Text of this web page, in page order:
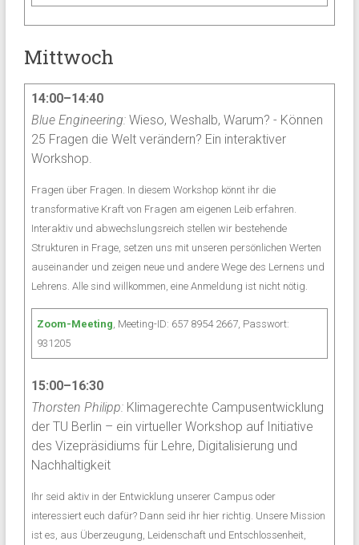
Mittwoch
14:00–14:40
Blue Engineering:Wieso, Weshalb, Warum? - Können
25 Fragen die Welt verändern? Ein interaktiver
Workshop.
Fragen über Fragen. In diesem Workshop könnt ihr die
transformative Kraft von Fragen am eigenen Leib erfahren.
Interaktiv und abwechslungsreich stellen wir bestehende
Strukturen in Frage, setzen uns mit unseren persönlichen Werten
auseinander und zeigen neue und andere Wege des Lernens und
Lehrens. Alle sind willkommen, eine Anmeldung ist nicht nötig.
Zoom-Meeting , Meeting-ID: 657 8954 2667, Passwort:
931205
15:00–16:30
Thorsten Philipp:Klimagerechte Campusentwicklung
der TU Berlin – ein virtueller Workshop auf Initiative
des Vizepräsidiums für Lehre, Digitalisierung und
Nachhaltigkeit
Ihr seid aktiv in der Entwicklung unserer Campus oder
interessiert euch dafür? Dann seid ihr hier richtig. Unsere Mission
ist es, aus Überzeugung, Leidenschaft und Entschlossenheit,